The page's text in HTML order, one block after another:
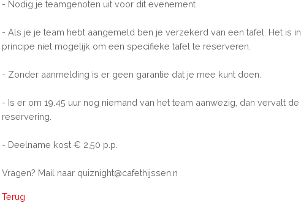
- Nodig je teamgenoten uit voor dit evenement
- Als je je team hebt aangemeld ben je verzekerd van een tafel. Het is in
principe niet mogelijk om een specifieke tafel te reserveren.
- Zonder aanmelding is er geen garantie dat je mee kunt doen.
- Is er om 19.45 uur nog niemand van het team aanwezig, dan vervalt de
reservering.
- Deelname kost € 2,50 p.p.
Vragen? Mail naar quiznight@cafethijssen.n
Terug